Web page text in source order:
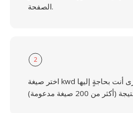
الصفحة.
2
اختر صيغة kwd أو أية صيغة أخرى أنت بحاجةٍ إليها
(أكثر من 200 صيغة مدعومة)